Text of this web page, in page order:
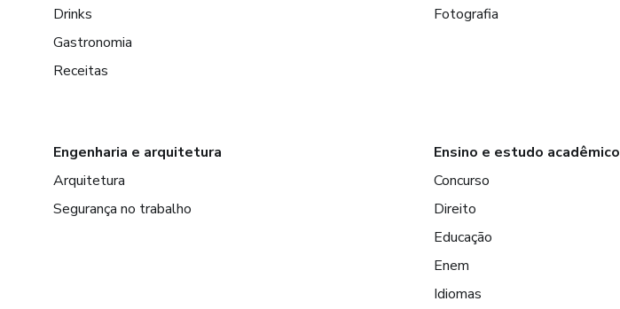
Drinks
Gastronomia
Receitas
Fotografia
Engenharia e arquitetura
Arquitetura
Segurança no trabalho
Ensino e estudo acadêmico
Concurso
Direito
Educação
Enem
Idiomas